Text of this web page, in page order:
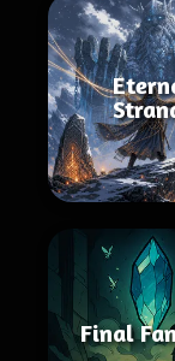
Final